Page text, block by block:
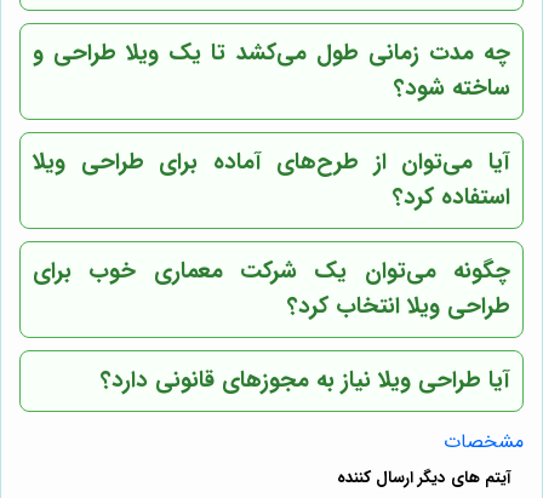
چه مدت زمانی طول می‌کشد تا یک ویلا طراحی و
ساخته شود؟
آیا می‌توان از طرح‌های آماده برای طراحی ویلا
استفاده کرد؟
چگونه می‌توان یک شرکت معماری خوب برای
طراحی ویلا انتخاب کرد؟
آیا طراحی ویلا نیاز به مجوزهای قانونی دارد؟
مشخصات